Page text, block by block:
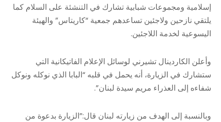
إسلامية ومجموعات شبابية تشارك في التنشئة على السلام كما
يلتقي نازحين ولاجئين تساعدهم جمعية “كاريتاس” والهيئة
اليسوعية لخدمة اللاجئين.
وأعلن الكاردينال تشيرني لوسائل الإعلام الفاتيكانية التي
ستشارك في الزيارة، أنه يحمل في قلبه “البابا الذي نوكله ونوكل
شفاءه إلى العذراء مريم سيدة لبنان”.
وبالنسبة إلى الهدف من زيارته لبنان قال:”الزيارة بدعوة من